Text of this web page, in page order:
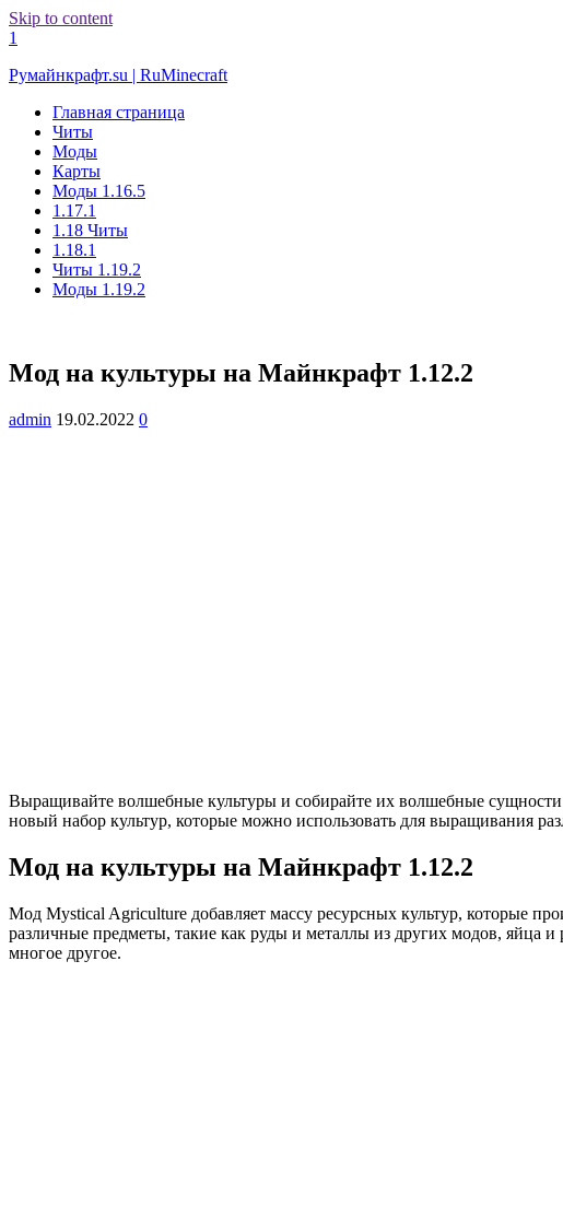
Skip to content
1
Румайнкрафт.su | RuMinecraft
Главная страница
Читы
Моды
Карты
Моды 1.16.5
1.17.1
1.18 Читы
1.18.1
Читы 1.19.2
Моды 1.19.2
Мод на культуры на Майнкрафт 1.12.2
admin 19.02.2022 0
Выращивайте волшебные культуры и собирайте их волшебные
новый набор культур, которые можно использовать для выращивания
Мод на культуры на Майнкрафт 1.12.2
Мод Mystical Agriculture добавляет массу ресурсных культур, которые
различные предметы, такие как руды и металлы из других модов, яйца
многое другое.